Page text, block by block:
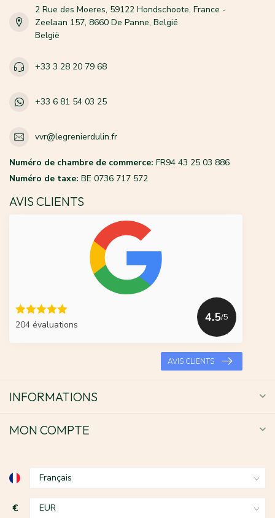
2 Rue des Moeres, 59122 Hondschoote, France -
Zeelaan 157, 8660 De Panne, België
België
+33 3 28 20 79 68
+33 6 81 54 03 25
vvr@legrenierdulin.fr
Numéro de chambre de commerce: FR94 43 25 03 886
Numéro de taxe: BE 0736 717 572
AVIS CLIENTS
204 évaluations
4.5/5
AVIS CLIENTS
INFORMATIONS
MON COMPTE
€